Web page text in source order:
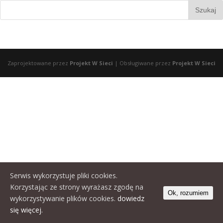
Zaprojektowane przez Projekt W Sieci | Obsługiwane przez Projekt W Sieci
Serwis wykorzystuje pliki cookies.
Korzystając ze strony wyrażasz zgodę na
wykorzystywanie plików cookies. dowiedz
się więcej.
Ok, rozumiem